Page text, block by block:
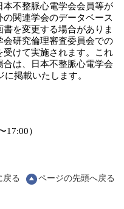
本不整脈心電学会会員等が
関連学会のデータベース
を変更する場合がありま
研究倫理審査委員会での
けて実施されます。これ
は、日本不整脈心電学会
掲載いたします。
17:00）
戻る ページの先頭へ戻る